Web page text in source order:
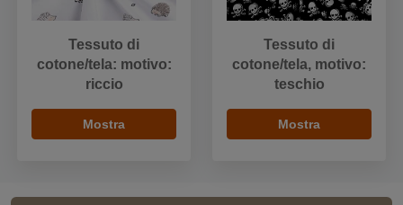
Tessuto di
cotone/tela: motivo:
riccio
Mostra
Tessuto di
cotone/tela, motivo:
teschio
Mostra